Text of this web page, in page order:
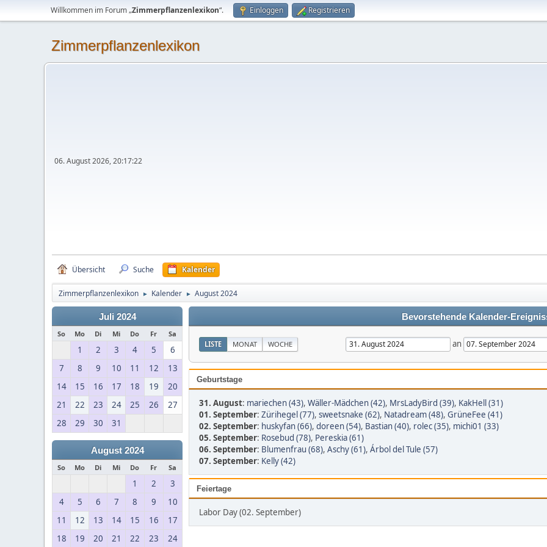
Willkommen im Forum „Zimmerpflanzenlexikon“. Einloggen Registrieren
Zimmerpflanzenlexikon
06. August 2026, 20:17:22
Übersicht Suche Kalender
Zimmerpflanzenlexikon ► Kalender ► August 2024
Juli 2024
So Mo Di Mi Do Fr Sa
1 2 3 4 5
6
7
8 9 10 11 12
13
14
15 16 17 18 19
20
21
22 23 24 25 26
27
28
29 30 31
August 2024
So Mo Di Mi Do Fr Sa
1 2
3
4
5 6 7 8 9
10
11
12 13 14 15 16
17
18
19 20 21 22 23 24
Bevorstehende Kalender-
LISTE MONAT WOCHE an
Geburtstage
31. August: mariechen (43), Wäller-Mädchen (42), MrsLadyBird (39), KakHell (31)
01. September: Zürihegel (77), sweetsnake (62), Natadream (48), GrüneFee (41)
02. September: huskyfan (66), doreen (54), Bastian (40), rolec (35), michi01 (33)
05. September: Rosebud (78), Pereskia (61)
06. September: Blumenfrau (68), Aschy (61), Árbol del Tule (57)
07. September: Kelly (42)
Feiertage
Labor Day (02. September)